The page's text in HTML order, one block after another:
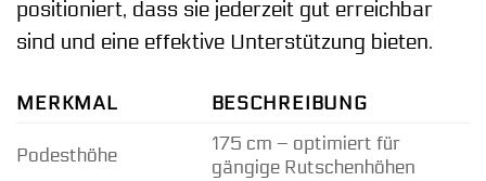
positioniert, dass sie jederzeit gut erreichbar
sind und eine effektive Unterstützung bieten.
MERKMAL BESCHREIBUNG
Podesthöhe
175 cm – optimiert für
gängige Rutschenhöhen